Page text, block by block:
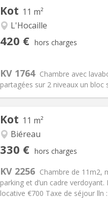
Kot 11 m²
L'Hocaille
420 € hors charges
KV 1764 Chambre avec
partagées sur 2 niveaux un
Aménagement
Superficie:11 m2
Kot 11 m²
Biéreau
330 € hors charges
KV 2256 Chambre de 11m2,
parking et d’un cadre
locative €700 Taxe de séjour lln
Aménagement
Salle de bain:Commune
Superficie:11 m2